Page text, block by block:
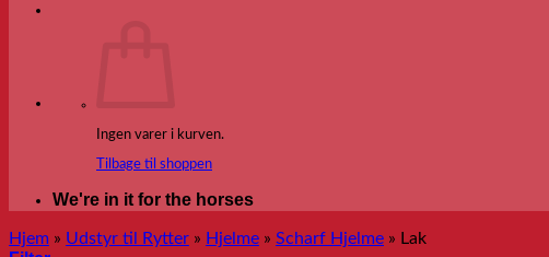
Ingen varer i kurven.
Tilbage til shoppen
We're in it for the horses
Hjem » Udstyr til Rytter » Hjelme » Scharf Hjelme » Lak